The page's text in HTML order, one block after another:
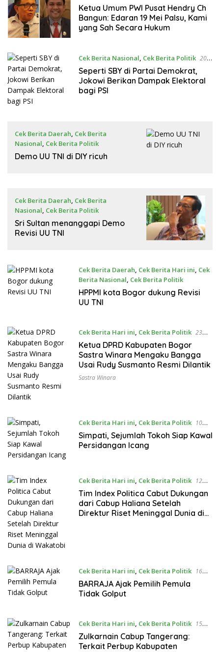
Mei 2025
Ketua Umum PWI Pusat Hendry Ch
Bangun: Edaran 19 Mei Palsu, Kami
yang Sah Secara Hukum
Cek Berita Nasional, Cek Berita Politik 20
Mei 2025
Seperti SBY di Partai Demokrat,
Jokowi Berikan Dampak Elektoral
bagi PSI
Cek Berita Daerah, Cek Berita
Nasional, Cek Berita Politik
23 Maret 2025
Demo UU TNI di DIY ricuh
Cek Berita Daerah, Cek Berita
Nasional, Cek Berita Politik
23 Maret 2025
Sri Sultan menanggapi Demo
Revisi UU TNI
Cek Berita Daerah, Cek Berita Hari ini, Cek
Berita Nasional, Cek Berita Politik
23 Maret 2025
HPPMI kota Bogor dukung Revisi
UU TNI
Cek Berita Hari ini, Cek Berita Politik 23
Februari 2025
Ketua DPRD Kabupaten Bogor
Sastra Winara Mengaku Bangga
Usai Rudy Susmanto Resmi Dilantik
Sastra Winara
Cek Berita Hari ini, Cek Berita Politik
10
Februari 2025
Simpati, Sejumlah Tokoh Siap Kawal
Persidangan Icang
Cek Berita Hari ini, Cek Berita Politik
12
November 2024
Tim Index Politica Cabut Dukungan
dari Cabup Haliana Setelah
Direktur Riset Meninggal Dunia di
Cek Berita Hari ini, Cek Berita Politik
16
Oktober 2024
BARRAJA Ajak Pemilih Pemula
Tidak Golput
Cek Berita Hari ini, Cek Berita Politik
15
Oktober 2024
Zulkarnain Cabup Tangerang:
Terkait Perbup Kabupaten